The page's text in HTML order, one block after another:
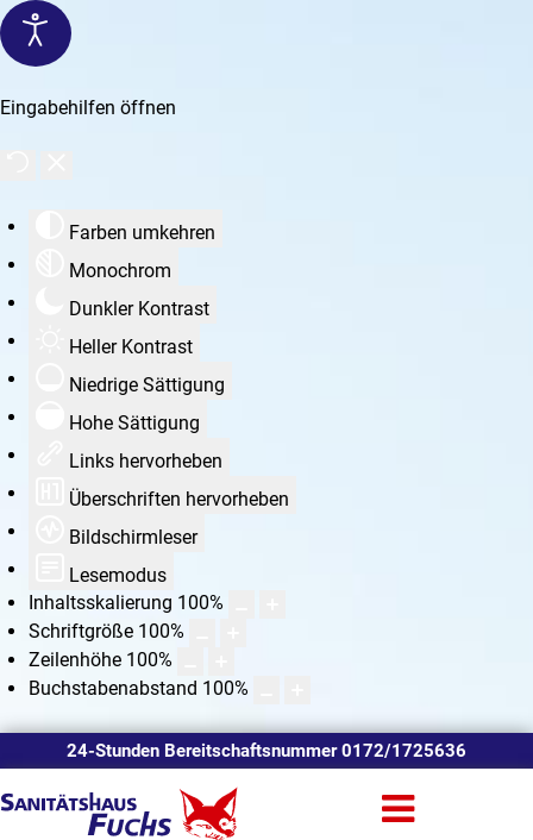
Eingabehilfen öffnen
Farben umkehren
Monochrom
Dunkler Kontrast
Heller Kontrast
Niedrige Sättigung
Hohe Sättigung
Links hervorheben
Überschriften hervorheben
Bildschirmleser
Lesemodus
Inhaltsskalierung 100%
Schriftgröße 100%
Zeilenhöhe 100%
Buchstabenabstand 100%
24-Stunden Bereitschaftsnummer 0172/1725636